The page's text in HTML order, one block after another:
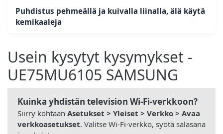
Puhdistus pehmeällä ja kuivalla liinalla, älä käytä
kemikaaleja
Usein kysytyt kysymykset -
UE75MU6105 SAMSUNG
Kuinka yhdistän television Wi-Fi-verkkoon?
Siirry kohtaan Asetukset > Yleiset > Verkko > Avaa
verkkoasetukset. Valitse Wi-Fi-verkko, syötä salasana